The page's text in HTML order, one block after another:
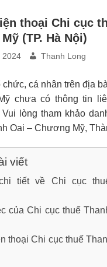
thoại Chi cục
(TP. Hà Nội)
2024 Thanh Long
cá nhân trên địa
chưa có thông tin
lòng tham khảo
Oai – Chương Mỹ,
viết
tiết về Chi cục
của Chi cục thuế
thoại Chi cục thuế